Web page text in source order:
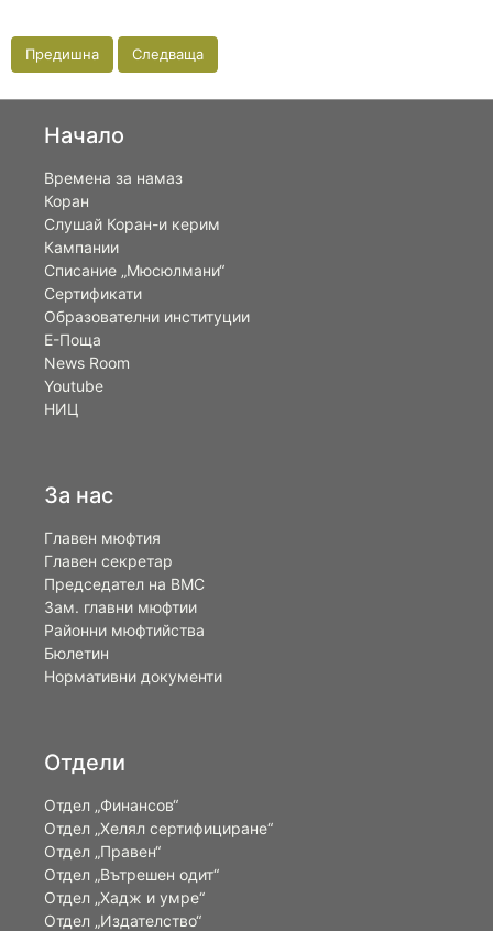
Предишна Следваща
Начало
Времена за намаз
Коран
Слушай Коран-и керим
Кампании
Списание „Мюсюлмани“
Сертификати
Образователни институции
Е-Поща
News Room
Youtube
НИЦ
За нас
Главен мюфтия
Главен секретар
Председател на ВМС
Зам. главни мюфтии
Районни мюфтийства
Бюлетин
Нормативни документи
Отдели
Отдел „Финансов“
Отдел „Хелял сертифициране“
Отдел „Правен“
Отдел „Вътрешен одит“
Отдел „Хадж и умре“
Отдел „Издателство“